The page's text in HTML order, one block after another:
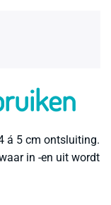
á 5 cm ontsluiting.
in -en uit wordt